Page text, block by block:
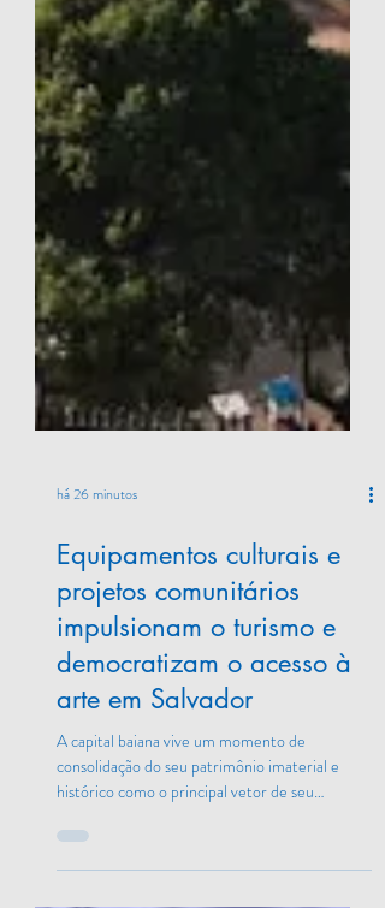
há 26 minutos
Equipamentos culturais e
projetos comunitários
impulsionam o turismo e
democratizam o acesso à
arte em Salvador
A capital baiana vive um momento de